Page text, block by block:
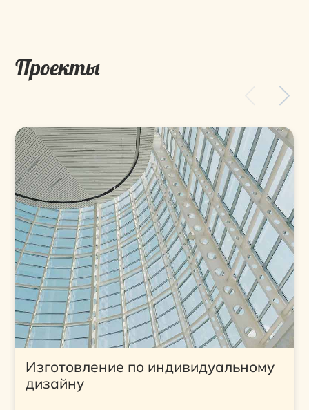
Проекты
Изготовление по индивидуальному
дизайну